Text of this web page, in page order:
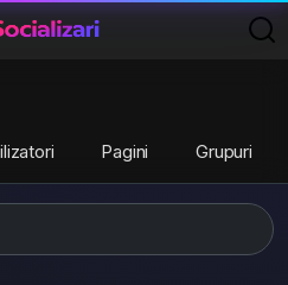
Pagini Grupuri